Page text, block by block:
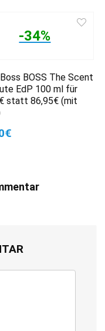
-34%
BOSS The Scent
EdP 100 ml für
statt 86,95€ (mit